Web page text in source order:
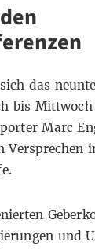
das
bis
Marc
Versprechen
und